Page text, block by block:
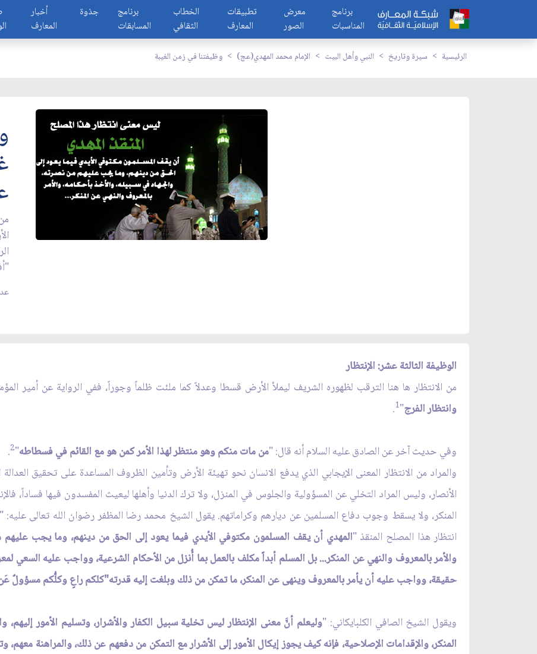
أخبار
المعارف
جذوة
برنامج
المسابقات
الخطاب
الثقافي
تطبيقات
المعارف
معرض
الصور
برنامج
المناسبات
الرئيسية سيرة وتاريخ النبي وأهل البيت الإمام محمد المهدي(عج) وظيفتنا في زمن الغيبة
الوظيفة الثالثة عشر: الإنتظار
من الانتظار ها هنا الترقب لظهوره الشريف ليملأ الأرض قسطا وعدلاً كما ملئت ظلماً وجوراً، ففي الرواية عن أمير
وانتظار الفرج"
1
.
وفي حديث آخر عن الصادق عليه السلام أنه قال: "من مات منكم وهو منتظر لهذا الأمر كمن هو مع القائم في فسطاطه"
2
.
والمراد من الانتظار المعنى الإيجابي الذي يدفع الانسان نحو تهيئة الأرض وتأمين الظروف المساعدة على تحقيق
الأنصار، وليس المراد التخلي عن المسؤولية والجلوس في المنزل، ولا ترك الدنيا وأهلها ليعيث المفسدون فيها فساداً،
المنكر، ولا يسقط وجوب دفاع المسلمين عن ديارهم وكراماتهم. يقول الشيخ محمد رضا المظفر رضوان الله تعالى
انتظار هذا المصلح المنقذ "المهدي أن يقف المسلمون مكتوفي الأيدي فيما يعود إلى الحق من دينهم، وما يجب عليهم
والأمر بالمعروف والنهي عن المنكر... بل المسلم أبداً مكلف بالعمل بما أُنزل من الأحكام الشرعية، وواجب عليه السعي
حقيقة، وواجب عليه أن يأمر بالمعروف وينهى عن المنكر، ما تمكن من ذلك وبلغت إليه قدرته"كلكم راعٍ وكلُّكم مسؤولٌ
ويقول الشيخ الصافي الكلبايكاني: "وليعلم أنَّ معنى الإنتظار ليس تخلية سبيل الكفار والأشرار، وتسليم الأمور إليهم،
المنكر، والإقدامات الإصلاحية، فإنه كيف يجوز إيكال الأمور إلى الأشرار مع التمكن من دفعهم عن ذلك، والمراهنة